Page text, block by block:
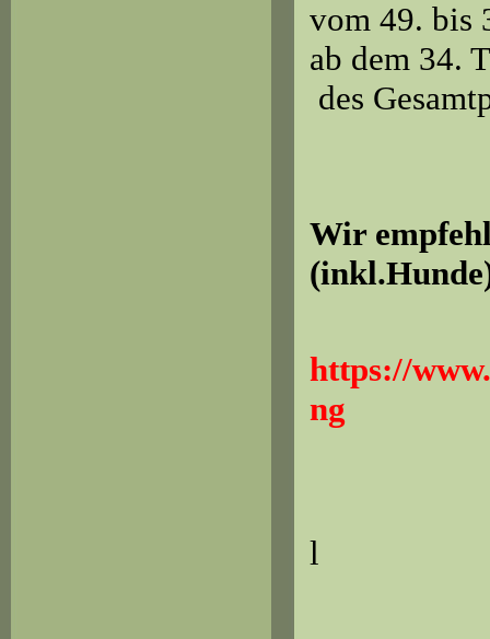
vom 49.
ab dem
des
Wir
https://
ng
l